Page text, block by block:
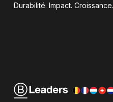
Durabilité. Impact.